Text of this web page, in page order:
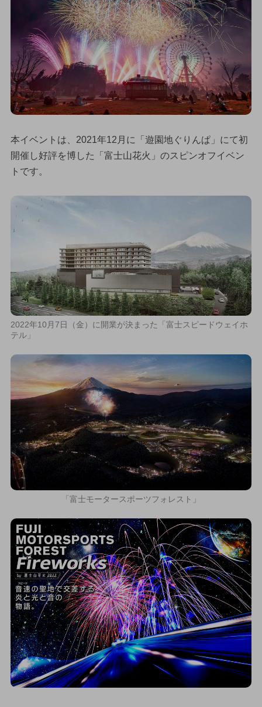
本イベントは、2021年12月に「遊園地ぐりんぱ」にて初
開催し好評を博した「富士山花火」のスピンオフイベン
トです。
2022年10月7日（金）に開業が決まった「富士スピードウェイホ
テル」
「富士モータースポーツフォレスト」